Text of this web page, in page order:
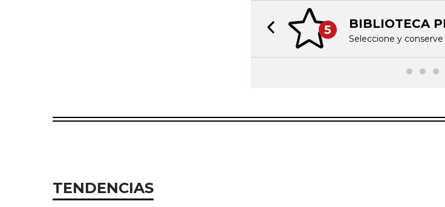
5 BIBLIOTECA
Seleccione y
Previous slide
TENDENCIAS